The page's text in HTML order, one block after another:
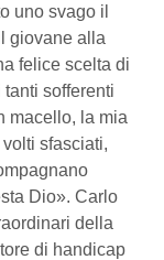
uno svago il
giovane alla
felice scelta di
sofferenti
macello, la mia
sfasciati,
Dio». Carlo
della
di handicap